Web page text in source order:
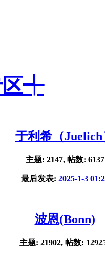
区╃
于利希（Juelich
主题: 2147, 帖数: 6137
最后发表: 2025-1-3
波恩(Bonn)
主题: 21902, 帖数: